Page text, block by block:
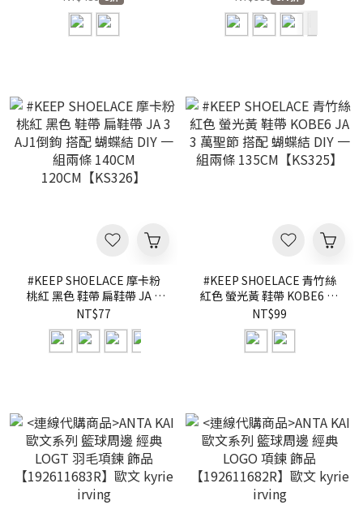
2.0【N0003146127/N0003146027】
SPG NIKEPRO
Nikeicon
#KEEP SHOELACE 摩卡粉
桃紅 黑色 鞋帶 扁鞋帶 JA 3
AJ1倒鉤 搭配 蝴蝶結 DIY 一
組兩條 140CM
120CM【KS326】
NT$77
#KEEP SHOELACE 青竹絲
紅色 螢光黃 鞋帶 KOBE6 JA
3 萬聖節 搭配 蝴蝶結 DIY 一
組兩條 135CM【KS325】
NT$99